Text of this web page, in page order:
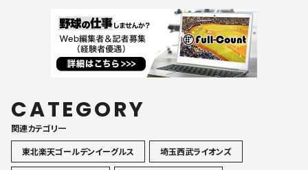
CATEGORY
関連カテゴリ一
東北楽天ゴールデンイーグルス
埼玉西武ライオンズ